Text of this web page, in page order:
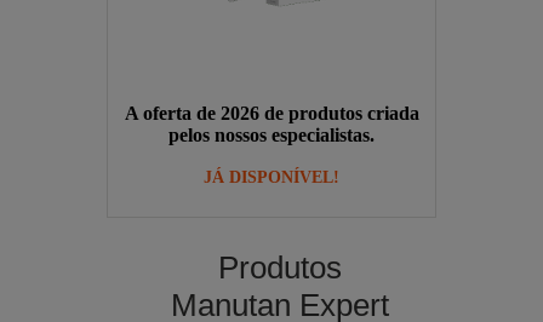
A oferta de 2026 de produtos criada
pelos nossos especialistas.
JÁ DISPONÍVEL!
Produtos
Manutan Expert